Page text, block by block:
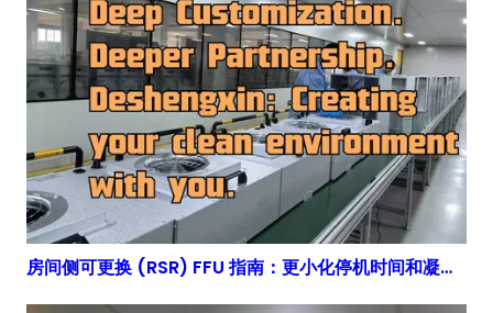
房间侧可更换 (RSR) FFU 指南：更小化停机时间和凝胶密封可靠性 | 得胜鑫